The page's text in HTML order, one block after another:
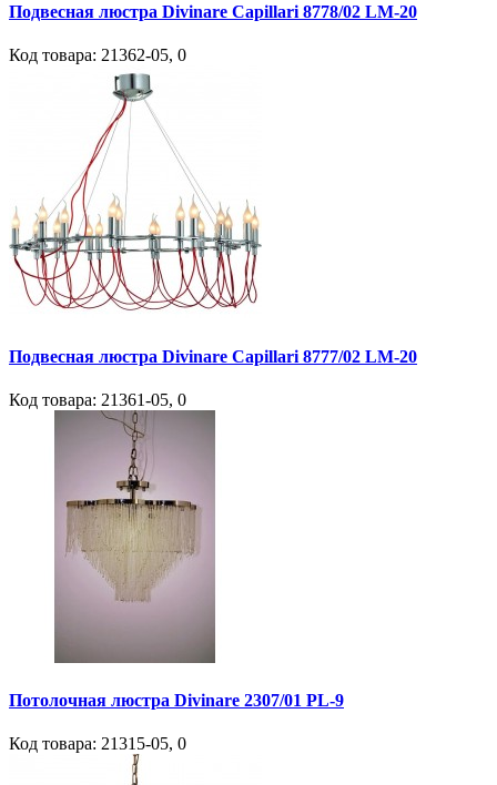
Подвесная люстра Divinare Capillari 8778/02 LM-20
Код товара: 21362-05, 0
Подвесная люстра Divinare Capillari 8777/02 LM-20
Код товара: 21361-05, 0
Потолочная люстра Divinare 2307/01 PL-9
Код товара: 21315-05, 0